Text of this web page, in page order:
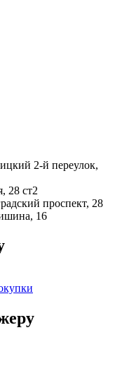
2-й переулок,
28 ст2
проспект, 28
16